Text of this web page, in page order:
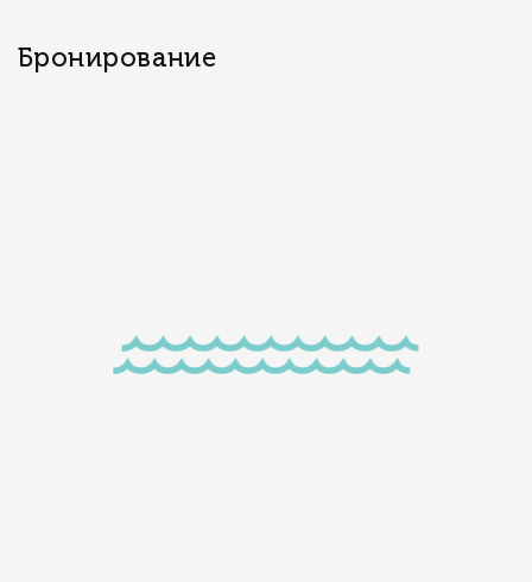
Бронирование